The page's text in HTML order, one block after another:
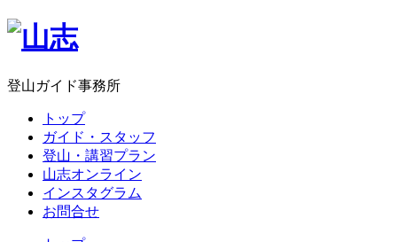
登山ガイド事務所
トップ
ガイド・スタッフ
登山・講習プラン
山志オンライン
インスタグラム
お問合せ